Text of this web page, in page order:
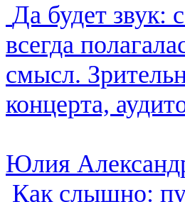
Да будет звук:
всегда
смысл.
концерта,
Юлия
Как слышно: